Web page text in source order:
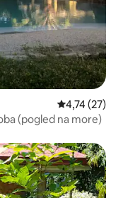
Prosječna
4,74 (27)
(pogled na more)